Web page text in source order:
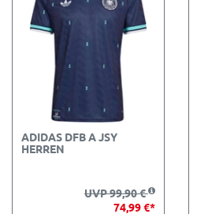
ADIDAS DFB A JSY
HERREN
UVP 99,90 €
74,99 €*